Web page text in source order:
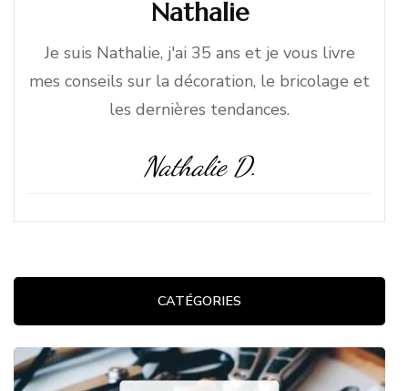
Nathalie
Je suis Nathalie, j'ai 35 ans et je vous livre
mes conseils sur la décoration, le bricolage et
les dernières tendances.
Nathalie D.
CATÉGORIES